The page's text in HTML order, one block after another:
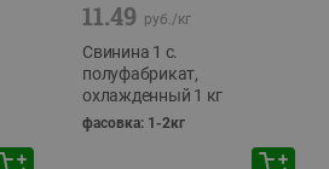
11.49 руб./кг
Свинина 1 с.
полуфабрикат,
охлажденный 1 кг
фасовка: 1-2кг